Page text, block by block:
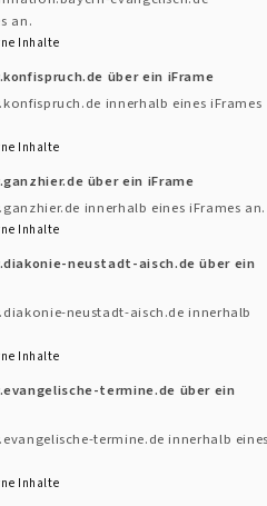
an.
Inhalte
über ein iFrame
innerhalb eines iFrames
Inhalte
über ein iFrame
innerhalb eines iFrames an.
Inhalte
neustadt-aisch.de über ein
neustadt-aisch.de innerhalb
Inhalte
termine.de über ein
termine.de innerhalb
Inhalte